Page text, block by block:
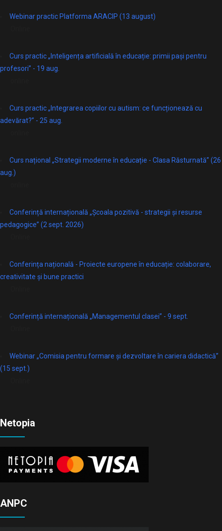
Webinar practic Platforma ARACIP (13 august)
Curs practic „Inteligența artificială în educație: primii pași pentru
profesori” - 19 aug.
Curs practic „Integrarea copiilor cu autism: ce funcționează cu
adevărat?” - 25 aug.
Curs național „Strategii moderne în educație - Clasa Răsturnată” (26
aug.)
Conferință internațională „Școala pozitivă - strategii și resurse
pedagogice” (2 sept. 2026)
Conferința națională - Proiecte europene în educație: colaborare,
creativitate și bune practici
Conferință internațională „Managementul clasei” - 9 sept.
Webinar „Comisia pentru formare și dezvoltare în cariera didactică”
(15 sept.)
Netopia
ANPC